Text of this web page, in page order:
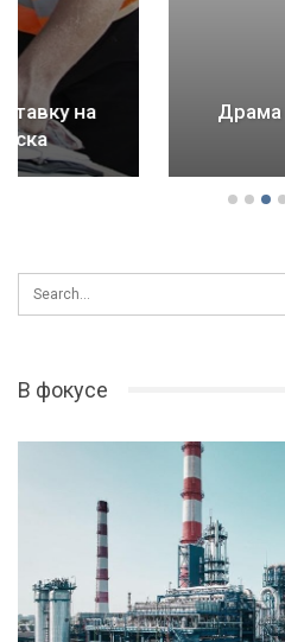
Драма Детройта: как
городов
В фокусе